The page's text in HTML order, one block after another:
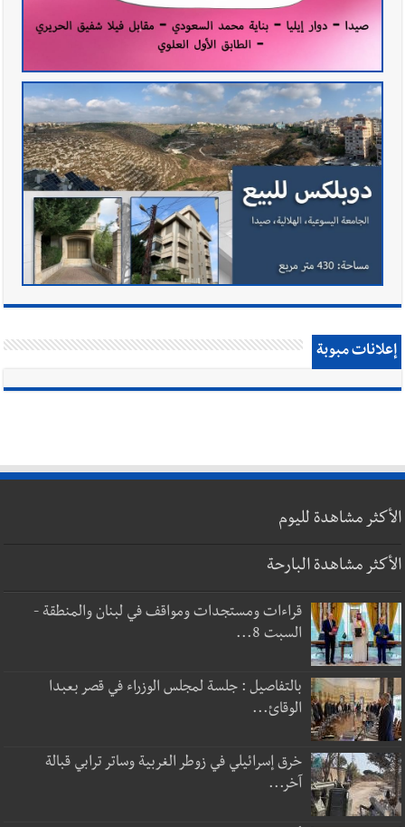
إعلانات مبوبة
الأكثر مشاهدة لليوم
الأكثر مشاهدة البارحة
قراءات ومستجدات ومواقف في لبنان والمنطقة -
السبت 8...
بالتفاصيل : جلسة لمجلس الوزراء في قصر بعبدا
الوقائ...
خرق إسرائيلي في زوطر الغربية وساتر ترابي قبالة
آخر...